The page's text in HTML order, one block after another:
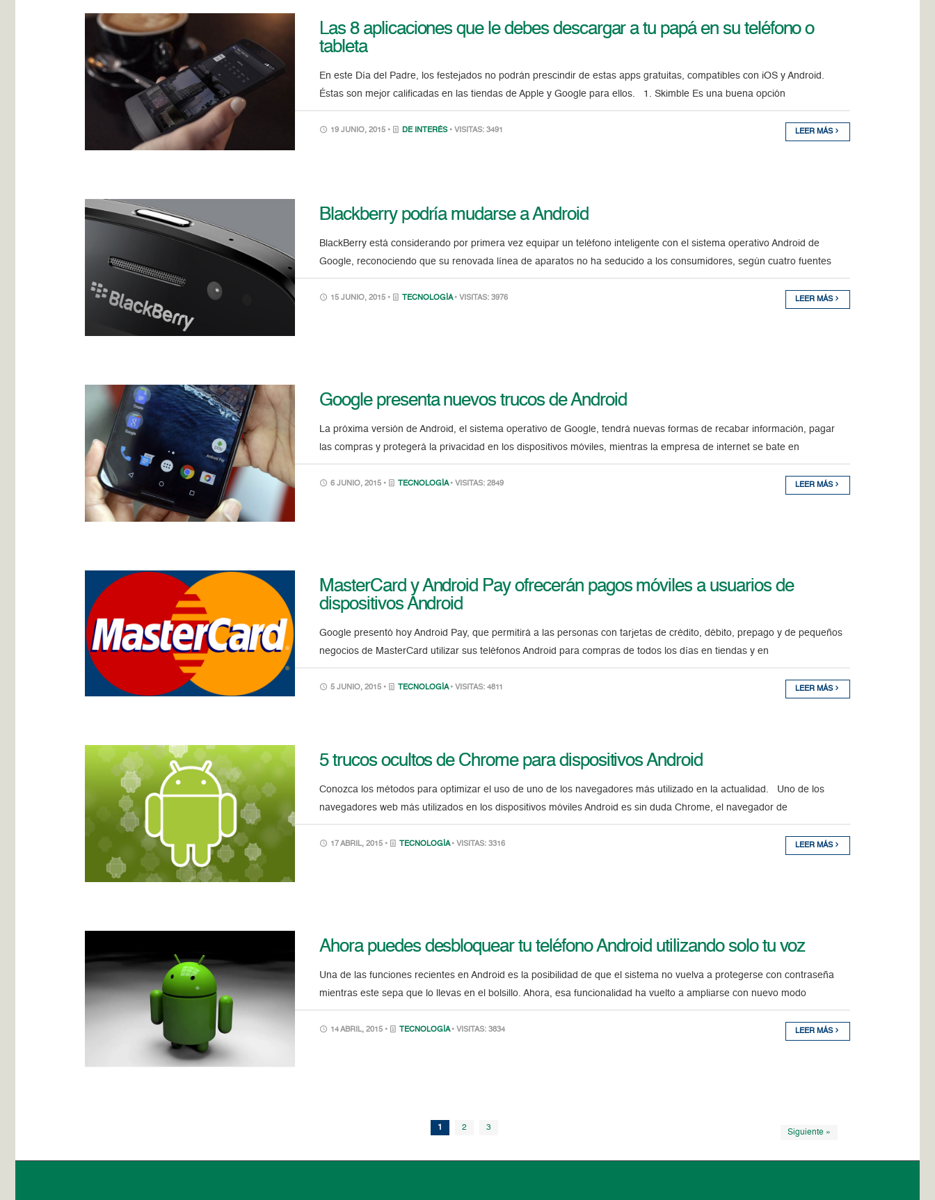
Las 8 aplicaciones que le debes descargar a tu papá en su teléfono o
tableta
En este Día del Padre, los festejados no podrán prescindir de estas apps gratuitas, compatibles con iOS y Android.
Éstas son mejor calificadas en las tiendas de Apple y Google para ellos. 1. Skimble Es una buena opción
19 JUNIO, 2015 • DE INTERÉS • VISITAS: 3491 LEER MÁS
Blackberry podría mudarse a Android
BlackBerry está considerando por primera vez equipar un teléfono inteligente con el sistema operativo Android de
Google, reconociendo que su renovada línea de aparatos no ha seducido a los consumidores, según cuatro fuentes
15 JUNIO, 2015 • TECNOLOGÍA • VISITAS: 3976 LEER MÁS
Google presenta nuevos trucos de Android
La próxima versión de Android, el sistema operativo de Google, tendrá nuevas formas de recabar información, pagar
las compras y protegerá la privacidad en los dispositivos móviles, mientras la empresa de internet se bate en
6 JUNIO, 2015 • TECNOLOGÍA • VISITAS: 2849 LEER MÁS
MasterCard y Android Pay ofrecerán pagos móviles a usuarios de
dispositivos Android
Google presentó hoy Android Pay, que permitirá a las personas con tarjetas de crédito, débito, prepago y de pequeños
negocios de MasterCard utilizar sus teléfonos Android para compras de todos los días en tiendas y en
5 JUNIO, 2015 • TECNOLOGÍA • VISITAS: 4811 LEER MÁS
5 trucos ocultos de Chrome para dispositivos Android
Conozca los métodos para optimizar el uso de uno de los navegadores más utilizado en la actualidad. Uno de los
navegadores web más utilizados en los dispositivos móviles Android es sin duda Chrome, el navegador de
17 ABRIL, 2015 • TECNOLOGÍA • VISITAS: 3316 LEER MÁS
Ahora puedes desbloquear tu teléfono Android utilizando solo tu voz
Una de las funciones recientes en Android es la posibilidad de que el sistema no vuelva a protegerse con contraseña
mientras este sepa que lo llevas en el bolsillo. Ahora, esa funcionalidad ha vuelto a ampliarse con nuevo modo
14 ABRIL, 2015 • TECNOLOGÍA • VISITAS: 3834 LEER MÁS
1 2 3
Siguiente »